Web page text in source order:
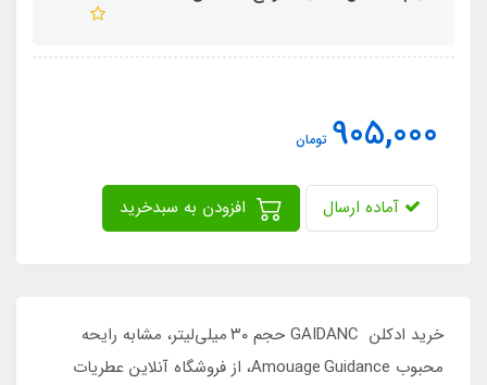
905,000 تومان
آماده ارسال
خرید ادکلن GAIDANC حجم ۳۰ میلی‌لیتر، مشابه رایحه
محبوب Amouage Guidance، از فروشگاه آنلاین عطریات